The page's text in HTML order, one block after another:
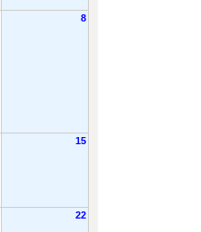
8
15
22